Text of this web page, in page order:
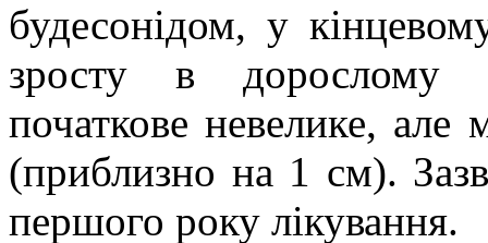
будесонідом, у
зросту в дорослому
початкове невелике,
(приблизно на 1 см).
першого року лікування.